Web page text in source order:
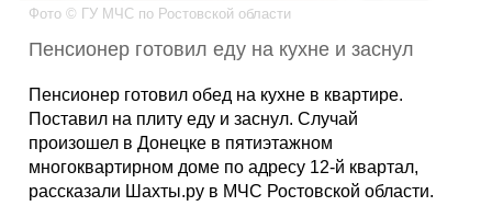
Фотогалерея
Фото © ГУ МЧС по Ростовской области
Пенсионер готовил еду на кухне и заснул
Пенсионер готовил обед на кухне в квартире.
Поставил на плиту еду и заснул. Случай
произошел в Донецке в пятиэтажном
многоквартирном доме по адресу 12-й квартал,
рассказали Шахты.ру в МЧС Ростовской области.